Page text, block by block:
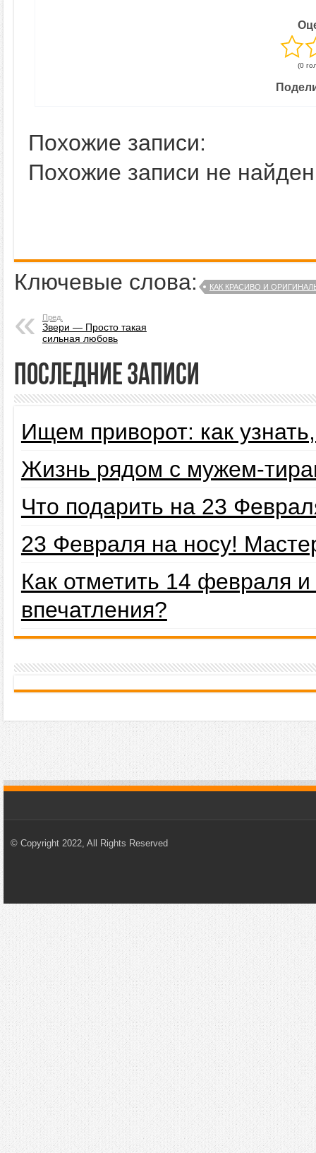
(0
Похожие записи:
Похожие записи не
Ключевые слова: КАК КРАСИВО И
Пред.
Звери — Просто такая
сильная любовь
Последние записи
Ищем приворот: как
Жизнь рядом с мужем-
Что подарить на 23
23 Февраля на носу!
Как отметить 14 февраля
впечатления?
© Copyright 2022, All Rights Reserved